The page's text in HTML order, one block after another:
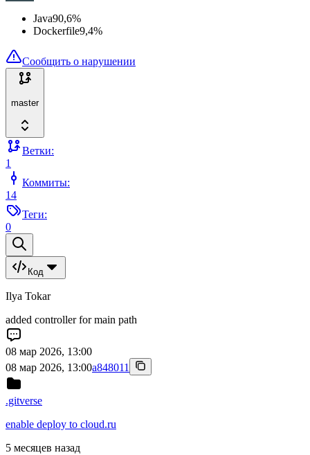
Java90,6%
Dockerfile9,4%
Сообщить о нарушении
master
Ветки:
1
Коммиты:
14
Теги:
0
Код
Ilya Tokar
added controller for main path
08 мар 2026, 13:00
08 мар 2026, 13:00a848011
.gitverse
enable deploy to cloud.ru
5 месяцев назад